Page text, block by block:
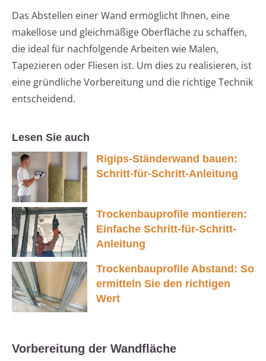
Das Abstellen einer Wand ermöglicht Ihnen, eine
makellose und gleichmäßige Oberfläche zu schaffen,
die ideal für nachfolgende Arbeiten wie Malen,
Tapezieren oder Fliesen ist. Um dies zu realisieren, ist
eine gründliche Vorbereitung und die richtige Technik
entscheidend.
Lesen Sie auch
Rigips-Ständerwand bauen:
Schritt-für-Schritt-Anleitung
Trockenbauprofile montieren:
Einfache Schritt-für-Schritt-
Anleitung
Trockenbauprofile Abstand: So
ermitteln Sie den richtigen
Wert
Vorbereitung der Wandfläche